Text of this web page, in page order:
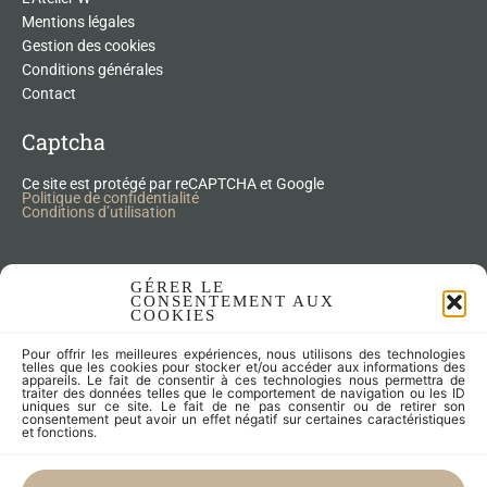
GÉRER LE
CONSENTEMENT AUX
COOKIES
Pour offrir les meilleures expériences, nous utilisons des technologies
telles que les cookies pour stocker et/ou accéder aux informations des
appareils. Le fait de consentir à ces technologies nous permettra de
traiter des données telles que le comportement de navigation ou les ID
uniques sur ce site. Le fait de ne pas consentir ou de retirer son
consentement peut avoir un effet négatif sur certaines caractéristiques
et fonctions.
Mentions légales
Gestion des cookies
Conditions générales
Contact
Captcha
Ce site est protégé par reCAPTCHA et Google
Politique de confidentialité
Conditions d’utilisation
Nos Produits Upcycling
Articles zéro déchet
Fleurs séchées
Lampes
Meubles
Objets